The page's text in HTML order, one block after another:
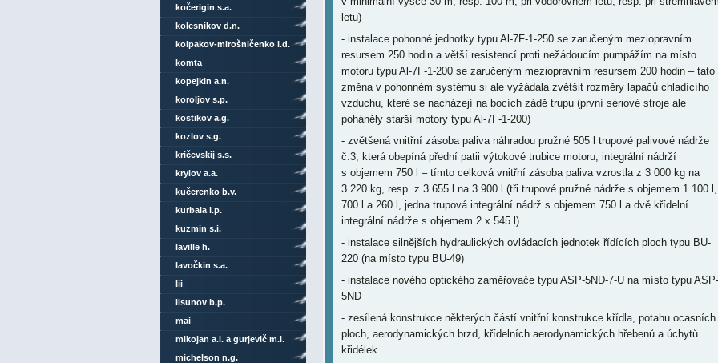
letu)
- instalace pohonné jednotky typu Al-7F-1-250 se zaručeným meziopravním
resursem 250 hodin a větší resistencí proti nežádoucím pumpážím na místo
motoru typu Al-7F-1-200 se zaručeným meziopravním resursem 200 hodin – tato
změna v pohonném systému si ale vyžádala zvětšit rozměry lapačů chladícího
vzduchu, které se nacházejí na bocích zádě trupu (první sériové stroje ale
poháněly starší motory typu Al-7F-1-200)
- zvětšená vnitřní zásoba paliva náhradou pružné 505 l trupové palivové nádrže
č.3, která obepíná přední patii výtokové trubice motoru, integrální nádrží
s objemem 750 l – tímto celková vnitřní zásoba paliva vzrostla z 3 000 kg na
3 220 kg, resp. z 3 655 l na 3 900 l (tři trupové pružné nádrže s objemem 1 100 l,
700 l a 260 l, jedna trupová integrální nádrž s objemem 750 l a dvě křídelní
integrální nádrže s objemem 2 x 545 l)
- instalace silnějších hydraulických ovládacích jednotek řídících ploch typu BU-
220 (na místo typu BU-49)
- instalace nového optického zaměřovače typu ASP-5ND-7-U na místo typu ASP-
5ND
- zesílená konstrukce některých částí vnitřní konstrukce křídla, potahu ocasních
ploch, aerodynamických brzd, křídelních aerodynamických hřebenů a úchytů
křidélek
kočerigin s.a.
kolesnikov d.n.
kolpakov-mirošničenko l.d.
komta
kopejkin a.n.
koroljov s.p.
kostikov a.g.
kozlov s.g.
kričevskij s.s.
krylov a.a.
kučerenko b.v.
kurbala l.p.
kuzmin s.i.
laville h.
lavočkin s.a.
lii
lisunov b.p.
mai
mikojan a.i. a gurjevič m.i.
michelson n.g.